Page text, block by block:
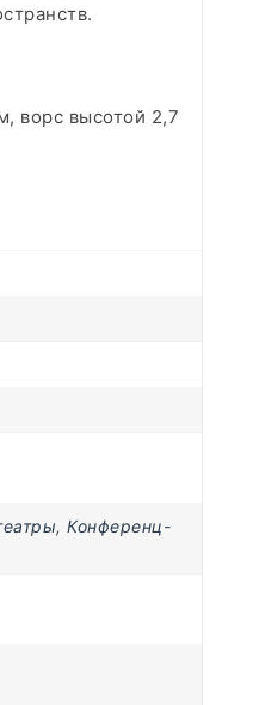
ворс высотой 2,7
, Конференц-